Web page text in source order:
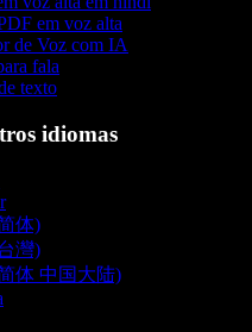
em voz alta
de Voz com IA
fala
texto
idiomas
体)
灣)
体 中国大陆)